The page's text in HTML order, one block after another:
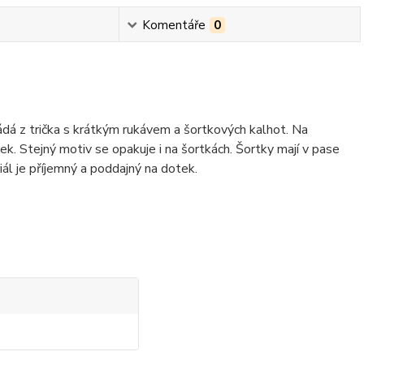
Komentáře 0
z trička s krátkým rukávem a šortkových kalhot. Na
Stejný motiv se opakuje i na šortkách. Šortky mají v pase
je příjemný a poddajný na dotek.